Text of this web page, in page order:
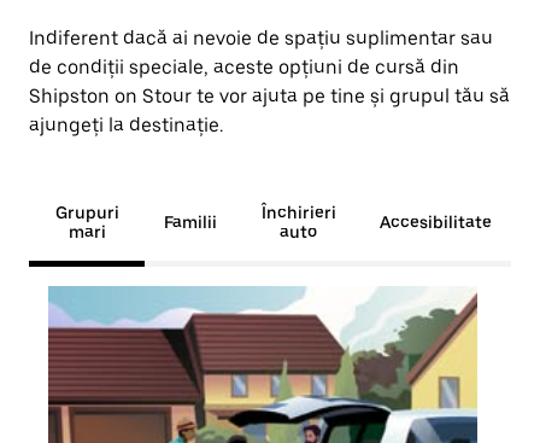
Indiferent dacă ai nevoie de spațiu suplimentar sau
de condiții speciale, aceste opțiuni de cursă din
Shipston on Stour te vor ajuta pe tine și grupul tău să
ajungeți la destinație.
Grupuri
mari
Familii
Închirieri
auto
Accesibilitate